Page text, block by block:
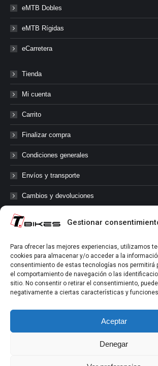
Gestionar
Para ofrecer las mejores experiencias, utilizamos
cookies para almacenar y/o acceder a la
consentimiento de estas tecnologías nos permitirá
el comportamiento de navegación o las
sitio. No consentir o retirar el consentimiento,
negativamente a ciertas características y
Aceptar
Denegar
eMTB Dobles
eMTB Rígidas
eCarretera
Tienda
Mi cuenta
Carrito
Finalizar compra
Condiciones generales
Envíos y transporte
Cambios y devoluciones
@tbikes.cat #tbikes
Síguenos en las redes sociales de Tbikes,
nuestras novedades, productos, salidas en
y muchos más!